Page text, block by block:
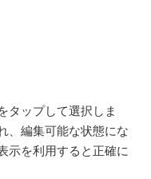
タップして選択しま
、編集可能な状態にな
示を利用すると正確に